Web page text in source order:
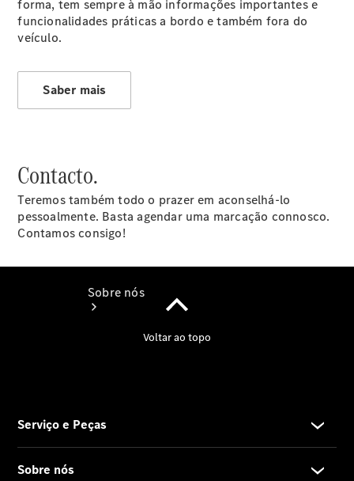
Peças e
acessórios
Condutor
Ações de
Serviço
Sobre nós
Informações
forma, tem sempre à mão informações importantes e
funcionalidades práticas a bordo e também fora do
veículo.
Saber mais
Contacto.
Teremos também todo o prazer em aconselhá-lo
pessoalmente. Basta agendar uma marcação connosco.
Contamos consigo!